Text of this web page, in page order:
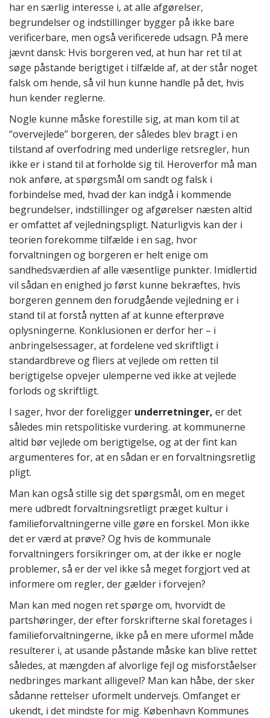
har en særlig interesse i, at alle afgørelser,
begrundelser og indstillinger bygger på ikke bare
verificerbare, men også verificerede udsagn. På mere
jævnt dansk: Hvis borgeren ved, at hun har ret til at
søge påstande berigtiget i tilfælde af, at der står noget
falsk om hende, så vil hun kunne handle på det, hvis
hun kender reglerne.
Nogle kunne måske forestille sig, at man kom til at
“overvejlede” borgeren, der således blev bragt i en
tilstand af overfodring med underlige retsregler, hun
ikke er i stand til at forholde sig til. Heroverfor må man
nok anføre, at spørgsmål om sandt og falsk i
forbindelse med, hvad der kan indgå i kommende
begrundelser, indstillinger og afgørelser næsten altid
er omfattet af vejledningspligt. Naturligvis kan der i
teorien forekomme tilfælde i en sag, hvor
forvaltningen og borgeren er helt enige om
sandhedsværdien af alle væsentlige punkter. Imidlertid
vil sådan en enighed jo først kunne bekræftes, hvis
borgeren gennem den forudgående vejledning er i
stand til at forstå nytten af at kunne efterprøve
oplysningerne. Konklusionen er derfor her – i
anbringelsessager, at fordelene ved skriftligt i
standardbreve og fliers at vejlede om retten til
berigtigelse opvejer ulemperne ved ikke at vejlede
forlods og skriftligt.
I sager, hvor der foreligger underretninger, er det
således min retspolitiske vurdering. at kommunerne
altid bør vejlede om berigtigelse, og at der fint kan
argumenteres for, at en sådan er en forvaltningsretlig
pligt.
Man kan også stille sig det spørgsmål, om en meget
mere udbredt forvaltningsretligt præget kultur i
familieforvaltningerne ville gøre en forskel. Mon ikke
det er værd at prøve? Og hvis de kommunale
forvaltningers forsikringer om, at der ikke er nogle
problemer, så er der vel ikke så meget forgjort ved at
informere om regler, der gælder i forvejen?
Man kan med nogen ret spørge om, hvorvidt de
partshøringer, der efter forskrifterne skal foretages i
familieforvaltningerne, ikke på en mere uformel måde
resulterer i, at usande påstande måske kan blive rettet
således, at mængden af alvorlige fejl og misforståelser
nedbringes markant alligevel? Man kan håbe, der sker
sådanne rettelser uformelt undervejs. Omfanget er
ukendt, i det mindste for mig. København Kommunes